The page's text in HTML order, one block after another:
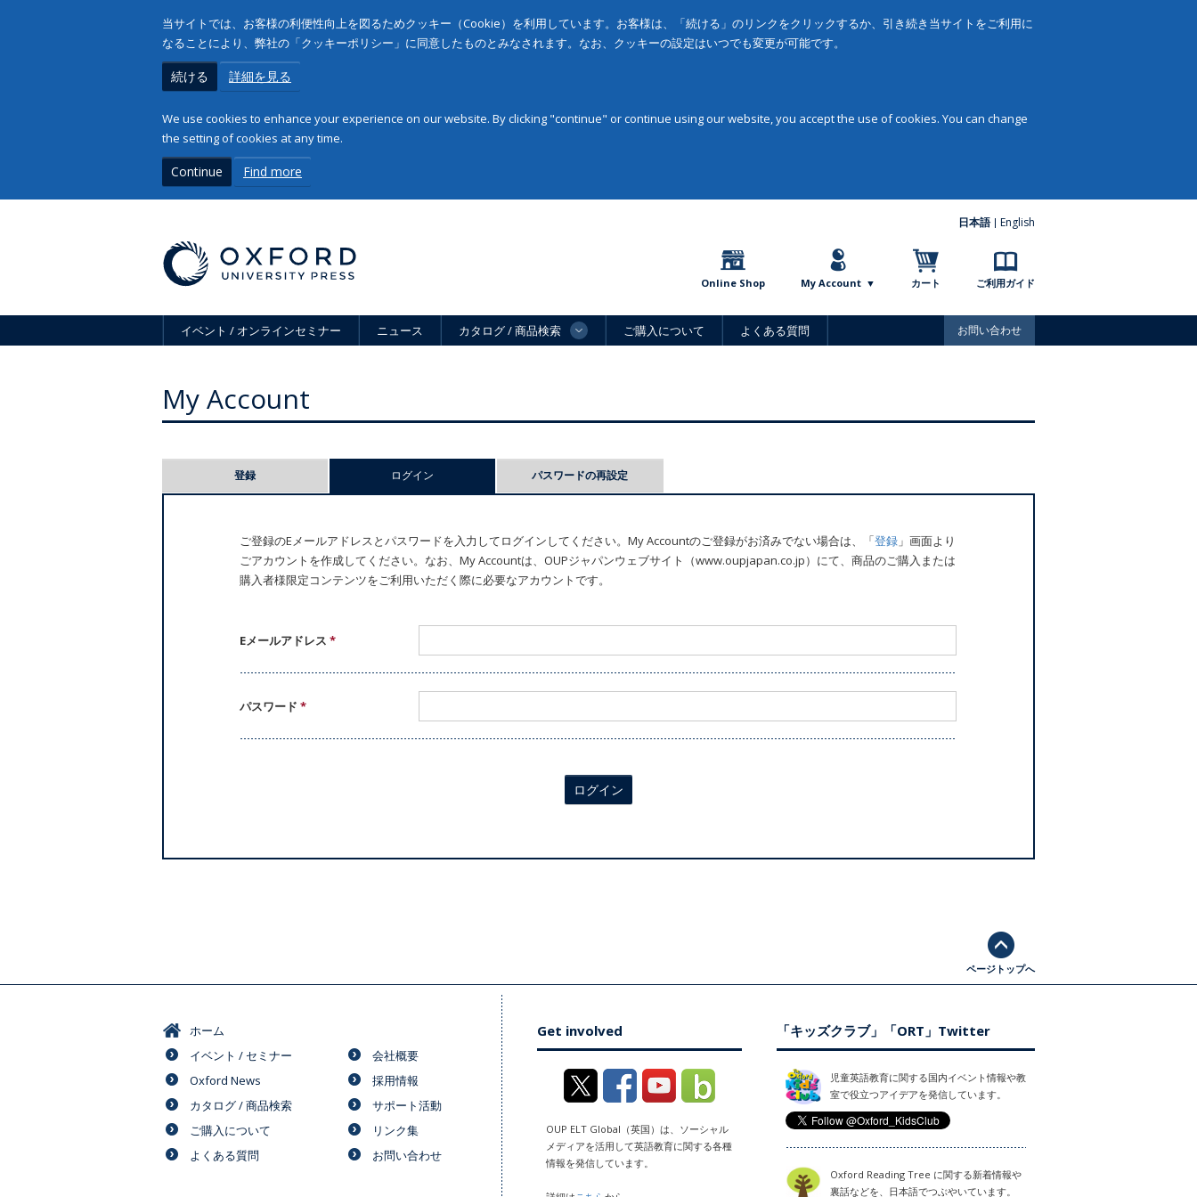
当サイトでは、お客様の利便性向上を図るためクッキー（Cookie）を利用しています。お客様は、「続ける」のリンクをクリックするか、引き続き当サイトをご利用に
なることにより、弊社の「クッキーポリシー」に同意したものとみなされます。なお、クッキーの設定はいつでも変更が可能です。
続ける 詳細を見る
We use cookies to enhance your experience on our website. By clicking "continue" or continue using our website, you accept the use of cookies. You can change
the setting of cookies at any time.
Continue Find more
日本語 English
Online Shop My Account カート ご利用ガイド
イベント / オンラインセミナー ニュース カタログ / 商品検索 ご購入について よくある質問 お問い合わせ
My Account
登録 ログイン パスワードの再設定
ご登録のEメールアドレスとパスワードを入力してログインしてください。My Accountのご登録がお済みでない場合は、「登録 」画面より
ごアカウントを作成してください。なお、My Accountは、OUPジャパンウェブサイト（www.oupjapan.co.jp）にて、商品のご購入または
購入者様限定コンテンツをご利用いただく際に必要なアカウントです。
Eメールアドレス*
パスワード*
ログイン
ページトップへ
ホーム
イベント / セミナー
Oxford News
カタログ / 商品検索
ご購入について
よくある質問
会社概要
採用情報
サポート活動
リンク集
お問い合わせ
Get involved
OUP ELT Global（英国）は、ソーシャル
メディアを活用して英語教育に関する各種
情報を発信しています。
「キッズクラブ」「ORT」Twitter
児童英語教育に関する国内イベント情報や教
室で役立つアイデアを発信しています。
Oxford Reading Tree に関する新着情報や
裏話などを、日本語でつぶやいています。